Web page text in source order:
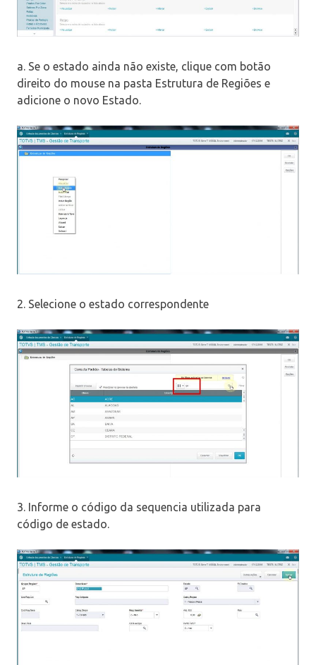
a. Se o estado ainda não existe, clique com botão
direito do mouse na pasta Estrutura de Regiões e
adicione o novo Estado.
2. Selecione o estado correspondente
3. Informe o código da sequencia utilizada para
código de estado.